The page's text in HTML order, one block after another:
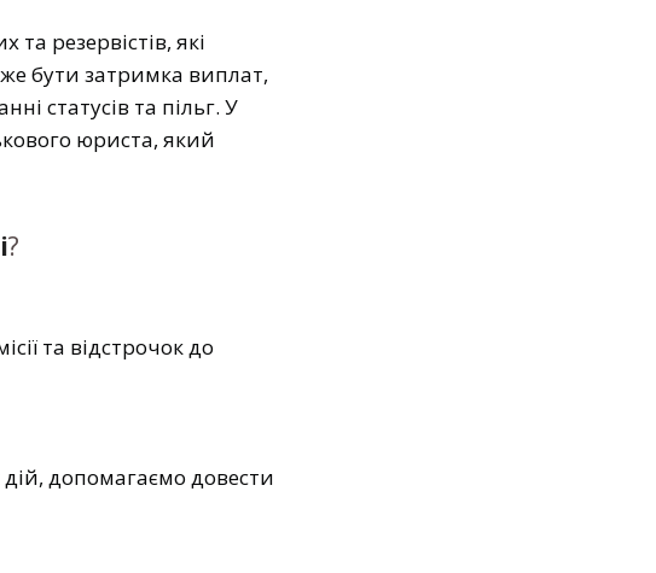
резервістів, які
бути затримка виплат,
статусів та пільг. У
юриста, який
?
та відстрочок до
допомагаємо довести